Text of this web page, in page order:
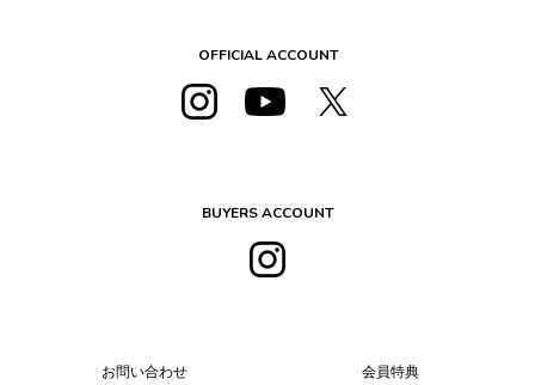
OFFICIAL ACCOUNT
BUYERS ACCOUNT
お問い合わせ 会員特典